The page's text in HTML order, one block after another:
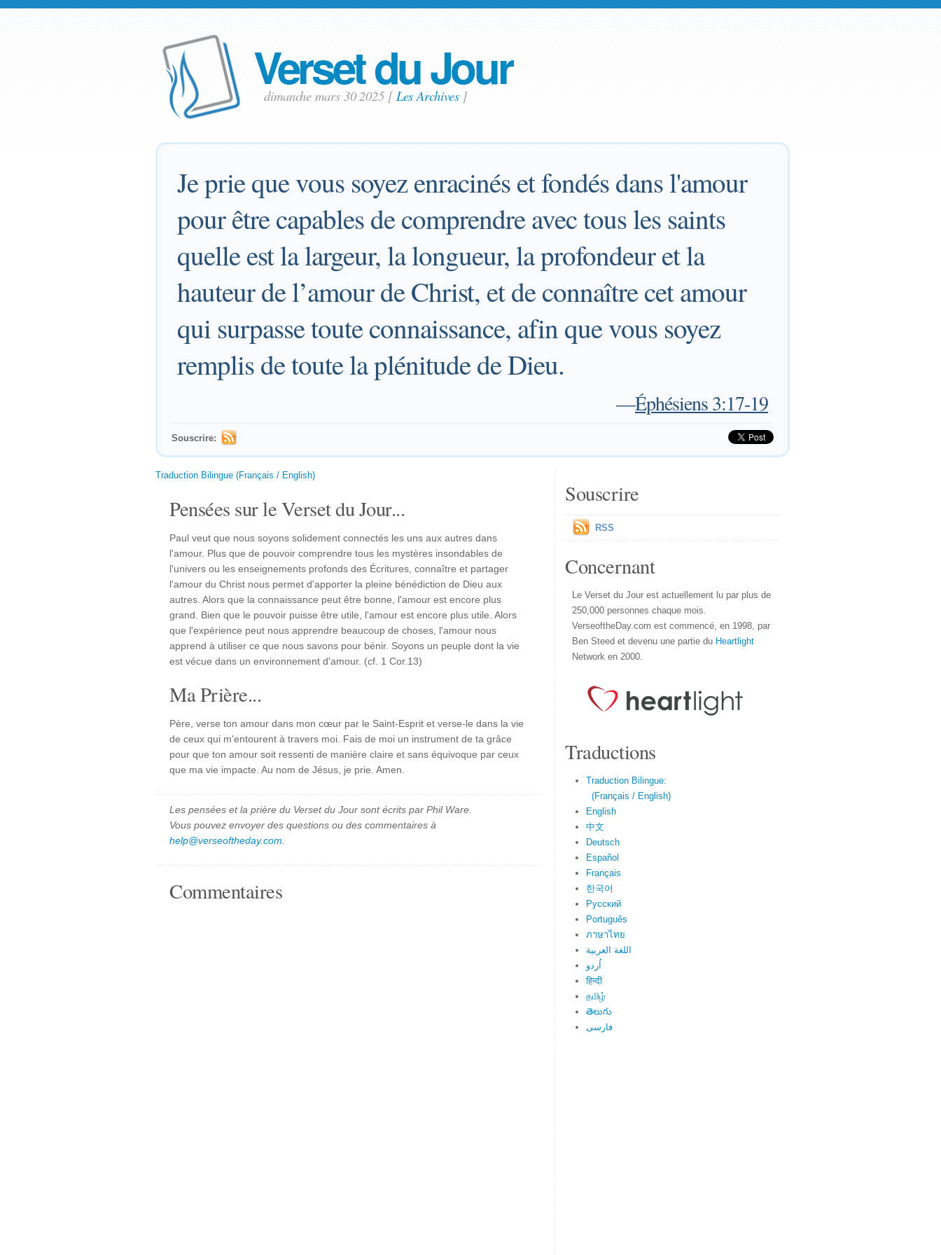
Verset du Jour
dimanche mars 30 2025 [ Les Archives]
Je prie que vous soyez enracinés et fondés dans l'amour
pour être capables de comprendre avec tous les saints
quelle est la largeur, la longueur, la profondeur et la
hauteur de l’amour de Christ, et de connaître cet amour
qui surpasse toute connaissance, afin que vous soyez
remplis de toute la plénitude de Dieu.
—Éphésiens 3:17-19
Souscrire:
Traduction Bilingue (Français / English)
Pensées sur le Verset du Jour...
Paul veut que nous soyons solidement connectés les uns aux autres dans
l'amour. Plus que de pouvoir comprendre tous les mystères insondables de
l'univers ou les enseignements profonds des Écritures, connaître et partager
l'amour du Christ nous permet d'apporter la pleine bénédiction de Dieu aux
autres. Alors que la connaissance peut être bonne, l'amour est encore plus
grand. Bien que le pouvoir puisse être utile, l'amour est encore plus utile. Alors
que l'expérience peut nous apprendre beaucoup de choses, l'amour nous
apprend à utiliser ce que nous savons pour bénir. Soyons un peuple dont la vie
est vécue dans un environnement d'amour. (cf. 1 Cor.13)
Ma Prière...
Père, verse ton amour dans mon cœur par le Saint-Esprit et verse-le dans la vie
de ceux qui m'entourent à travers moi. Fais de moi un instrument de ta grâce
pour que ton amour soit ressenti de manière claire et sans équivoque par ceux
que ma vie impacte. Au nom de Jésus, je prie. Amen.
Les pensées et la prière du Verset du Jour sont écrits par Phil Ware.
Vous pouvez envoyer des questions ou des commentaires à
help@verseoftheday.com
Commentaires
Souscrire
RSS
Concernant
Le Verset du Jour est actuellement lu par plus de
250,000 personnes chaque mois.
VerseoftheDay.com est commencé, en 1998, par
Ben Steed et devenu une partie du Heartlight
Network en 2000.
Traductions
Traduction Bilingue:
(Français / English)
English
中文
Deutsch
Español
Français
한국어
Русский
Português
ภาษาไทย
اللغة العربية
اُردو
हिन्दी
தமிழ்
తెలుగు
فارسی